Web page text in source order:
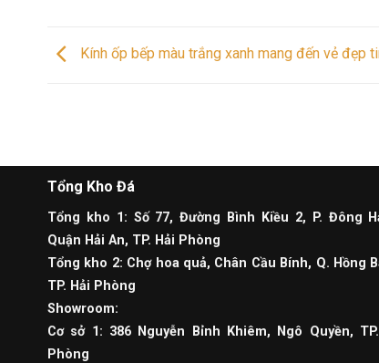
Kính ốp bếp màu trắng xanh mang đến vẻ đẹp
Tổng Kho Đá
Tổng kho 1: Số 77, Đường Bình Kiều 2, P. Đông
Quận Hải An, TP. Hải Phòng
Tổng kho 2: Chợ hoa quả, Chân Cầu Bính, Q. Hồng
TP. Hải Phòng
Showroom:
Cơ sở 1: 386 Nguyễn Bỉnh Khiêm, Ngô Quyền,
Phòng